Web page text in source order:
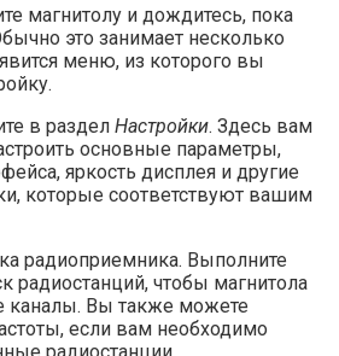
магнитолу и дождитесь, пока
это занимает несколько
меню, из которого вы
в раздел Настройки. Здесь вам
основные параметры,
яркость дисплея и другие
которые соответствуют вашим
радиоприемника. Выполните
радиостанций, чтобы магнитола
каналы. Вы также можете
если вам необходимо
радиостанции.